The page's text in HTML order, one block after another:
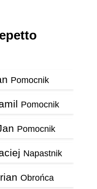
Pomocnik
Pomocnik
Pomocnik
Napastnik
Obrońca